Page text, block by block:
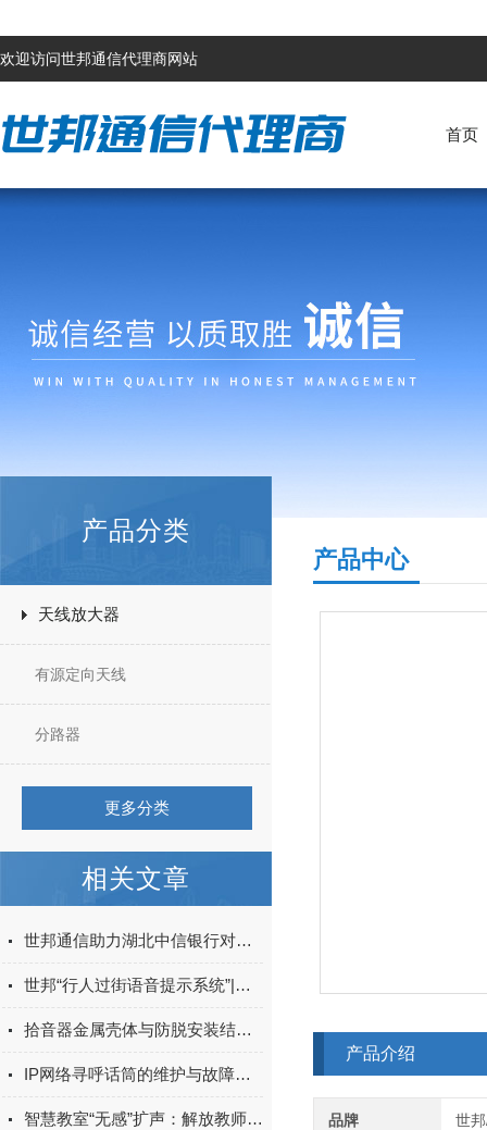
欢迎访问世邦通信代理商网站
首页
产品分类
天线放大器
有源定向天线
分路器
更多分类
相关文章
世邦通信助力湖北中信银行对讲项目建设
世邦“行人过街语音提示系统”|怕“丢脸，就得守规矩
拾音器金属壳体与防脱安装结构相关知识介绍
IP网络寻呼话筒的维护与故障排除
智慧教室“无感”扩声：解放教师，清晰课堂
产品中心
产品介绍
品牌 世